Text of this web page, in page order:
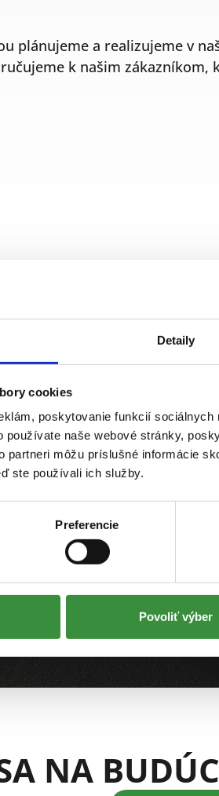
Detaily
cookies
poskytovanie funkcií
používate naše webové stránky,
partneri môžu príslušné informácie
ste používali ich služby.
Preferencie
Povoliť výber
plánujeme a realizujeme v
k našim zákazníkom,
Okrem samotnej výroby
nadnárodných spoločnostiach
zložitejšie hologramové etikety.
aj komplexné
potrebný iba
PARTNEROV
NA